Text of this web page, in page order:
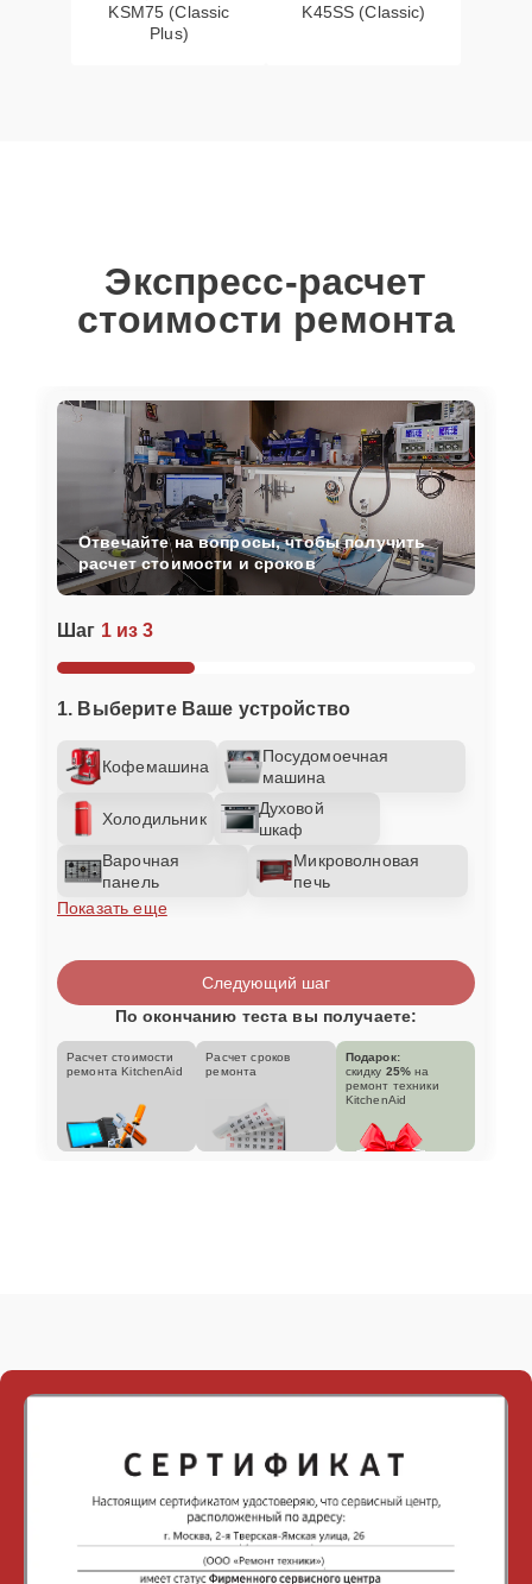
KSM75 (Classic
Plus)
K45SS (Classic)
Экспресс-расчет
стоимости ремонта
Шаг 1 из 3
1. Выберите Ваше устройство
Кофемашина
Посудомоечная
машина
Холодильник
Духовой
шкаф
Варочная
панель
Микроволновая
печь
Показать еще
Отвечайте на вопросы, чтобы получить
расчет стоимости и сроков
Следующий шаг
По окончанию теста вы получаете:
Расчет стоимости
ремонта KitchenAid
Расчет сроков
ремонта
Подарок:
скидку 25% на
ремонт техники
KitchenAid